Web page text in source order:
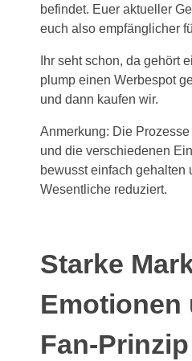
befindet. Euer aktueller
euch also empfänglicher
Ihr seht schon, da gehört
plump einen Werbespot
und dann kaufen wir.
Anmerkung: Die
und die verschiedenen
bewusst einfach gehalten
Wesentliche reduziert.
Starke
Emotionen
Fan-Prinzip